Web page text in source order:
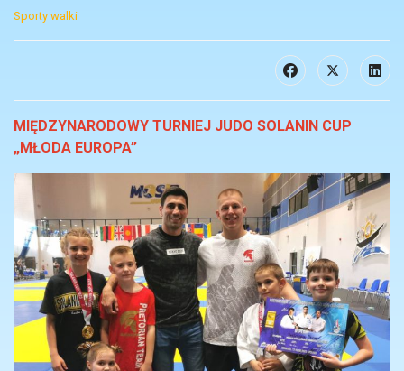
Sporty walki
MIĘDZYNARODOWY TURNIEJ JUDO SOLANIN CUP
„MŁODA EUROPA”